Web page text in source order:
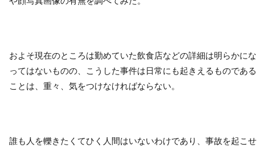
およそ現在のところは勤めていた飲食店などの詳細は明らかにな
ってはないものの、こうした事件は日常にも起きえるものである
ことは、重々、気をつけなければならない。
誰も人を轢きたくてひく人間はいないわけであり、事故を起こせ